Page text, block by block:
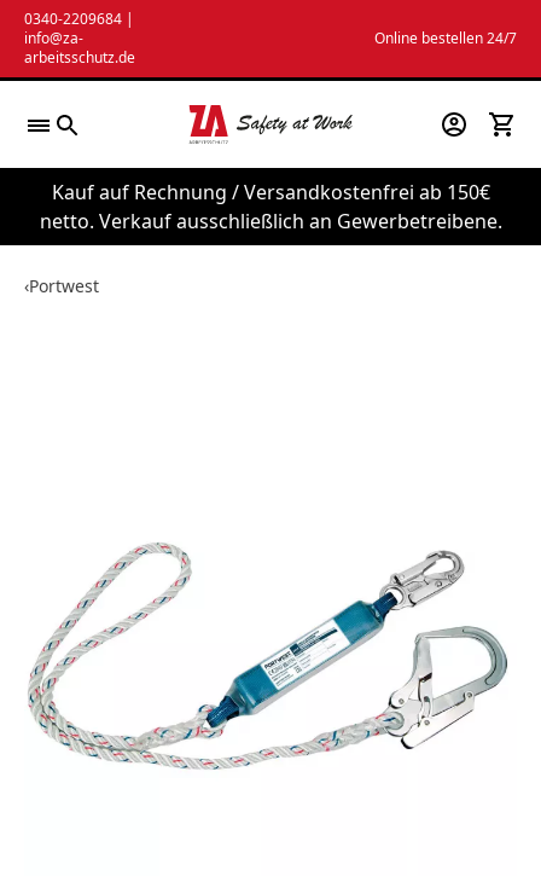
Zum
Inhalt
springen
0340-2209684 |
info@za-
arbeitsschutz.de
Online bestellen 24/7
Kauf auf Rechnung / Versandkostenfrei ab 150€
netto. Verkauf ausschließlich an Gewerbetreibene.
‹Portwest